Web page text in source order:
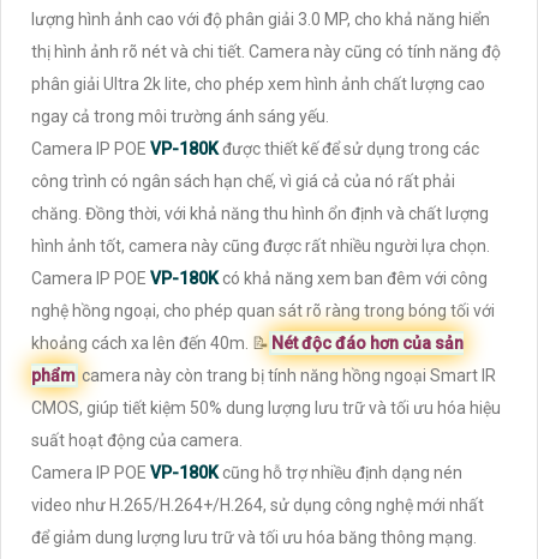
lượng hình ảnh cao với độ phân giải 3.0 MP, cho khả năng hiển
thị hình ảnh rõ nét và chi tiết. Camera này cũng có tính năng độ
phân giải Ultra 2k lite, cho phép xem hình ảnh chất lượng cao
ngay cả trong môi trường ánh sáng yếu.
Camera IP POE VP-180Kđược thiết kế để sử dụng trong các
công trình có ngân sách hạn chế, vì giá cả của nó rất phải
chăng. Đồng thời, với khả năng thu hình ổn định và chất lượng
hình ảnh tốt, camera này cũng được rất nhiều người lựa chọn.
Camera IP POE VP-180Kcó khả năng xem ban đêm với công
nghệ hồng ngoại, cho phép quan sát rõ ràng trong bóng tối với
khoảng cách xa lên đến 40m. 📝 Nét độc đáo hơn của sản
phẩm camera này còn trang bị tính năng hồng ngoại Smart IR
CMOS, giúp tiết kiệm 50% dung lượng lưu trữ và tối ưu hóa hiệu
suất hoạt động của camera.
Camera IP POE VP-180Kcũng hỗ trợ nhiều định dạng nén
video như H.265/H.264+/H.264, sử dụng công nghệ mới nhất
để giảm dung lượng lưu trữ và tối ưu hóa băng thông mạng.